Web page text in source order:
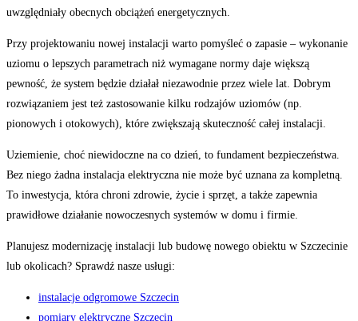
uwzględniały obecnych obciążeń energetycznych.
Przy projektowaniu nowej instalacji warto pomyśleć o zapasie – wykonanie
uziomu o lepszych parametrach niż wymagane normy daje większą
pewność, że system będzie działał niezawodnie przez wiele lat. Dobrym
rozwiązaniem jest też zastosowanie kilku rodzajów uziomów (np.
pionowych i otokowych), które zwiększają skuteczność całej instalacji.
Uziemienie, choć niewidoczne na co dzień, to fundament bezpieczeństwa.
Bez niego żadna instalacja elektryczna nie może być uznana za kompletną.
To inwestycja, która chroni zdrowie, życie i sprzęt, a także zapewnia
prawidłowe działanie nowoczesnych systemów w domu i firmie.
Planujesz modernizację instalacji lub budowę nowego obiektu w Szczecinie
lub okolicach? Sprawdź nasze usługi:
instalacje odgromowe Szczecin
pomiary elektryczne Szczecin